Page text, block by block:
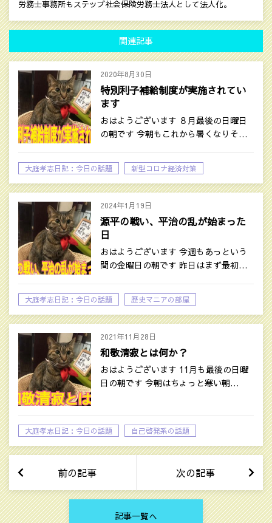
労務士事務所もステップ社会保険労務士法人として法人化。
関連記事
2020年8月30日
特別利子補給制度が実施されてい
ます
おはようございます ８月最後の日曜日
の朝です 今朝もこれから暑くなりそ…
大庭孝志日記：今日の話題
新型コロナ経済対策
時事ネタ
2024年1月19日
源平の戦い、平治の乱が始まった
日
おはようございます 今週もあっという
間の金曜日の朝です 昨日はまず最初…
大庭孝志日記：今日の話題 歴史マニアの部屋
2021年11月28日
和敬清寂とは何か？
おはようございます 11月も最後の日曜
日の朝です 今朝はちょっと寒い朝…
大庭孝志日記：今日の話題 自己啓発系の話題
前の記事 次の記事
記事一覧へ